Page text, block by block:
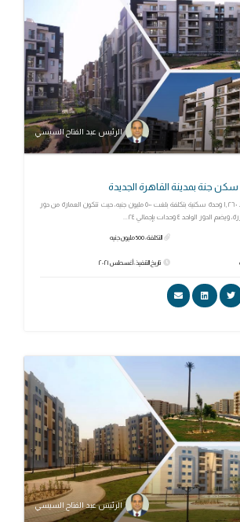
الرئيس عبد الفتاح السيسي
سكن جنة بمدينة القاهرة الجديدة
تم الانتهاء من تنفيذ ١,٢٦٠ وحدة سكنية بتكلفة بلغت ٥٠٠ مليون جنيه، حيث تتكون العمارة من دور
التكلفة: 500 مليون جنيه
تاريخ التنفيذ: أغسطس ٢٠٢١
الرئيس عبد الفتاح السيسي